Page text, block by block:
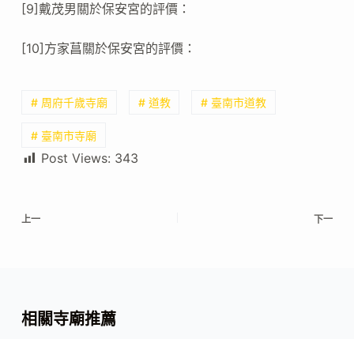
[9]戴茂男關於保安宮的評價：
[10]方家菖關於保安宮的評價：
# 周府千歲寺廟 # 道教 # 臺南市道教
# 臺南市寺廟
Post Views: 343
上一 下一
相關寺廟推薦